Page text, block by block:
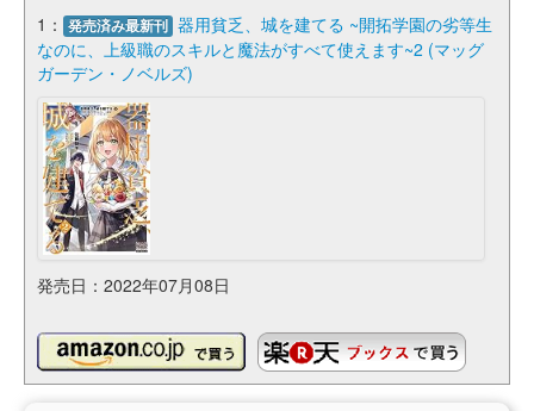
1： 発売済み最新刊 器用貧乏、城を建てる ~開拓学園の劣等生
なのに、上級職のスキルと魔法がすべて使えます~2 (マッグ
ガーデン・ノベルズ)
発売日：2022年07月08日